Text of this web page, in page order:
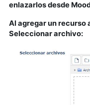
enlazarlos desde
Al agregar un recurso
Seleccionar archivo: